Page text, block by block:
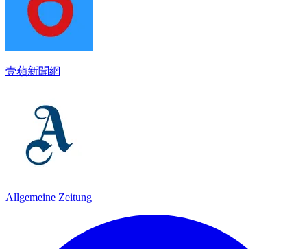
壹蘋新聞網
Allgemeine Zeitung